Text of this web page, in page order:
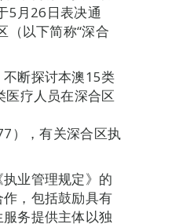
5月26日表决通
（以下简称“深合
断探讨本澳15类
疗人员在深合区
），有关深合区执
业管理规定》的
，包括鼓励具有
务提供主体以独